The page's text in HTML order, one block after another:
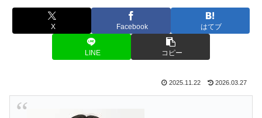
X Facebook はてブ
LINE コピー
2025.11.22 2026.03.27